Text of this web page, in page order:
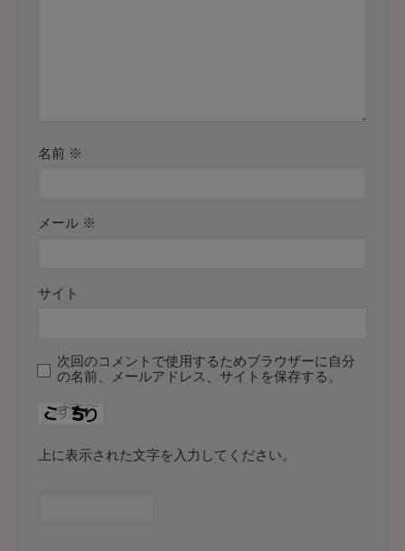
名前 ※
メール ※
サイト
次回のコメントで使用するためブラウザーに自分
の名前、メールアドレス、サイトを保存する。
上に表示された文字を入力してください。